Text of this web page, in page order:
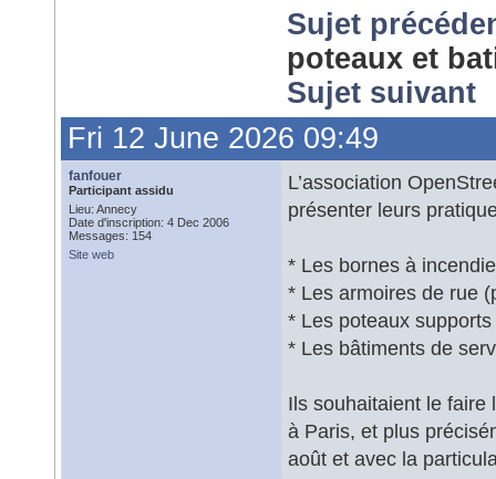
Sujet
poteaux et
Sujet suivant
Fri 12 June 2026 09:49
fanfouer
Participant assidu
Lieu: Annecy
Date d'inscription: 4 Dec 2006
Messages: 154
Site web
L’association
présenter leurs
* Les bornes à
* Les armoires de rue
* Les poteaux
* Les bâtiments de
Ils souhaitaient le faire
à Paris, et plus
août et avec la